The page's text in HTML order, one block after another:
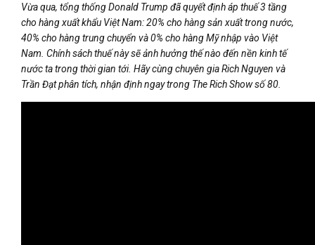
Vừa qua, tổng thống Donald Trump đã quyết định áp thuế 3 tầng
cho hàng xuất khẩu Việt Nam: 20% cho hàng sản xuất trong nước,
40% cho hàng trung chuyển và 0% cho hàng Mỹ nhập vào Việt
Nam. Chính sách thuế này sẽ ảnh hưởng thế nào đến nền kinh tế
nước ta trong thời gian tới. Hãy cùng chuyên gia Rich Nguyen và
Trần Đạt phân tích, nhận định ngay trong The Rich Show số 80.